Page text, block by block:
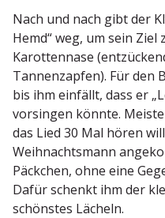
Nach und nach gibt der
Hemd“ weg, um sein Ziel
Karot­tennase
Tannen­zapfen). Für den
bis ihm einfällt, dass er
vorsingen könnte.
das Lied 30 Mal hören
Weihnachtsmann
Päckchen, ohne eine
Dafür schenkt ihm der
schönstes Lächeln.